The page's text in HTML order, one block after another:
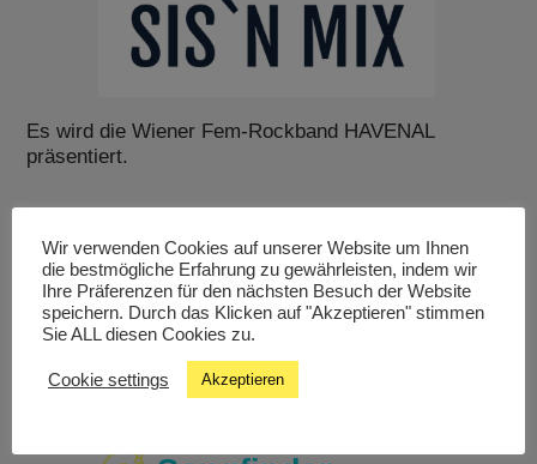
Es wird die Wiener Fem-Rockband HAVENAL
präsentiert.
Livestream
Studiochat
Wir verwenden Cookies auf unserer Website um Ihnen
die bestmögliche Erfahrung zu gewährleisten, indem wir
Ihre Präferenzen für den nächsten Besuch der Website
speichern. Durch das Klicken auf "Akzeptieren" stimmen
Sie ALL diesen Cookies zu.
Cookie settings Akzeptieren